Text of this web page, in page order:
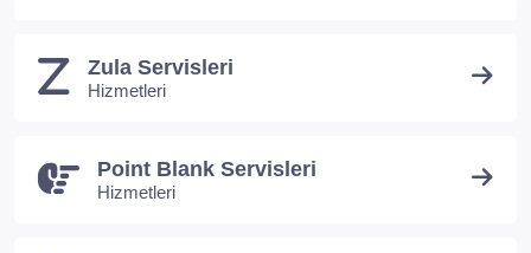
Zula Servisleri
Hizmetleri
Point Blank Servisleri
Hizmetleri